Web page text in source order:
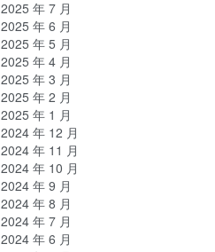
2025 年 7 月
2025 年 6 月
2025 年 5 月
2025 年 4 月
2025 年 3 月
2025 年 2 月
2025 年 1 月
2024 年 12 月
2024 年 11 月
2024 年 10 月
2024 年 9 月
2024 年 8 月
2024 年 7 月
2024 年 6 月